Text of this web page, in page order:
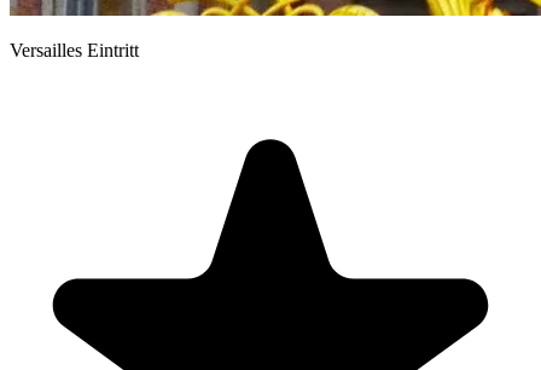
Versailles Eintritt